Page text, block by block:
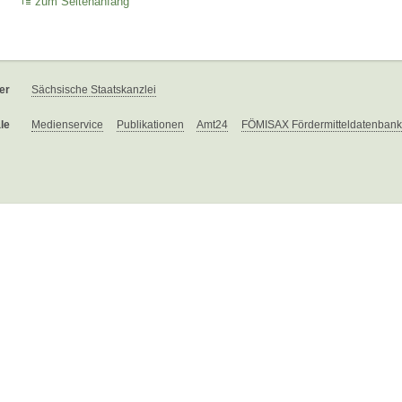
Sächsische Staatskanzlei
Medienservice Publikationen Amt24 FÖMISAX Fördermitteldatenbank